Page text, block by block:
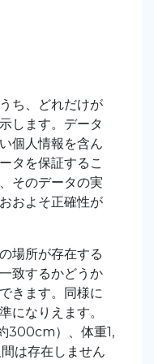
ち、どれだけが
します。データ
個人情報を含ん
タを保証するこ
そのデータの実
およそ正確性が
場所が存在する
致するかどうか
きます。同様に
になりえます。
300cm）、体重1,
は存在しません